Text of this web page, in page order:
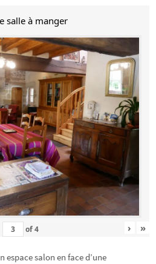
salle à manger
of4 › »
espace salon en face d’une